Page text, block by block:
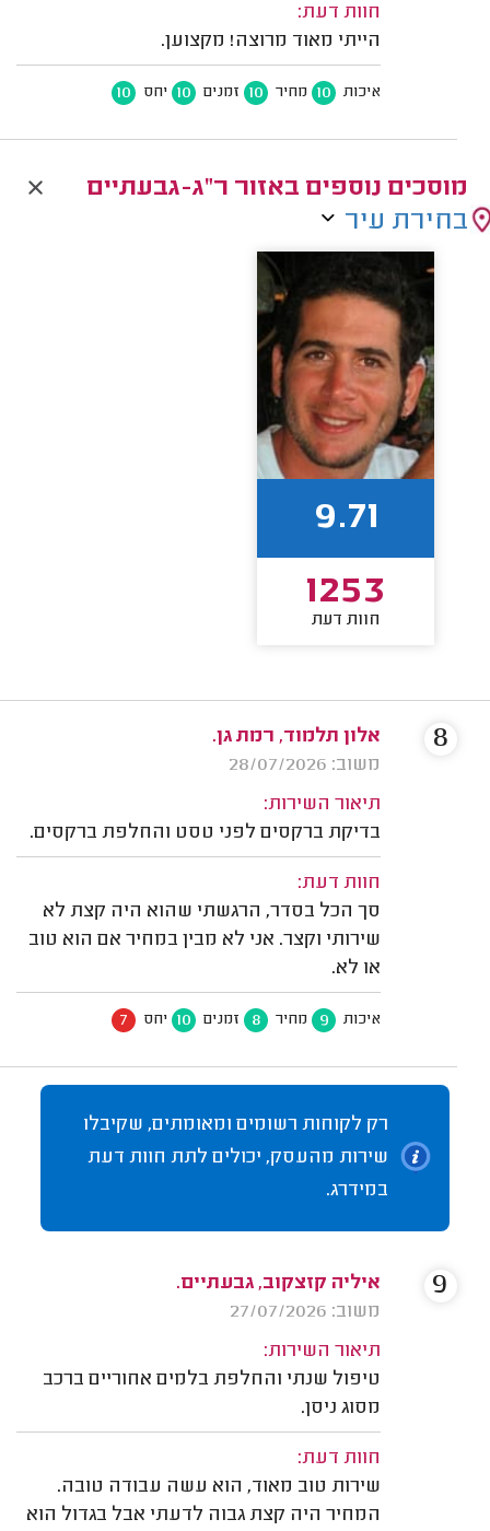
חוות דעת:
הייתי מאוד מרוצה! מקצוען.
איכות 10 מחיר 10 זמנים 10 יחס 10
מוסכים נוספים באזור ר"ג-גבעתיים
בחירת עיר
9.71
1253
חוות דעת
אלון תלמוד, רמת גן.
משוב: 28/07/2026
תיאור השירות:
בדיקת ברקסים לפני טסט והחלפת ברקסים.
חוות דעת:
סך הכל בסדר, הרגשתי שהוא היה קצת לא
שירותי וקצר. אני לא מבין במחיר אם הוא טוב
או לא.
איכות 9 מחיר 8 זמנים 10 יחס 7
8
רק לקוחות רשומים ומאומתים, שקיבלו
שירות מהעסק, יכולים לתת חוות דעת
במידרג.
איליה קזצקוב, גבעתיים.
משוב: 27/07/2026
תיאור השירות:
טיפול שנתי והחלפת בלמים אחוריים ברכב
מסוג ניסן.
חוות דעת:
שירות טוב מאוד, הוא עשה עבודה טובה.
המחיר היה קצת גבוה לדעתי אבל בגדול הוא
9